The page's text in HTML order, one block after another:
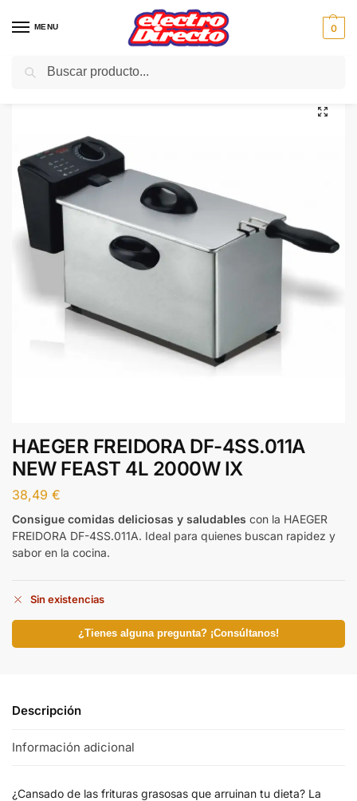
MENU 0
Inicio PAE / Freidoras eléctricas
HAEGER FREIDORA DF-4SS.011A
NEW FEAST 4L 2000W IX
38,49 €
Consigue comidas deliciosas y saludables con la HAEGER
FREIDORA DF-4SS.011A. Ideal para quienes buscan rapidez y
sabor en la cocina.
Sin existencias
¿Tienes alguna pregunta? ¡Consúltanos!
Descripción
Información adicional
¿Cansado de las frituras grasosas que arruinan tu dieta? La